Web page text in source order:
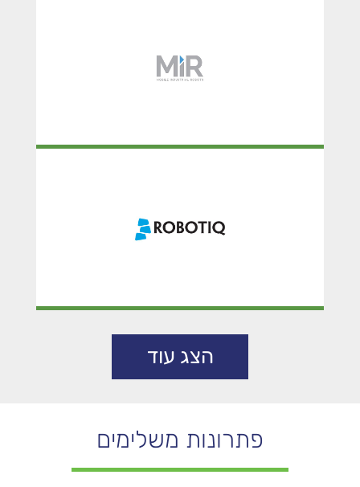
MIR
ROBOTIQ
הצג עוד
פתרונות משלימים